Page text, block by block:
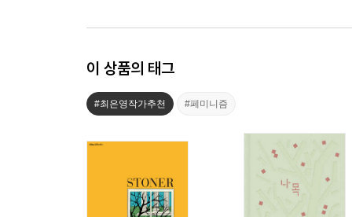
이 상품의 태그
#최은영작가추천 #페미니즘